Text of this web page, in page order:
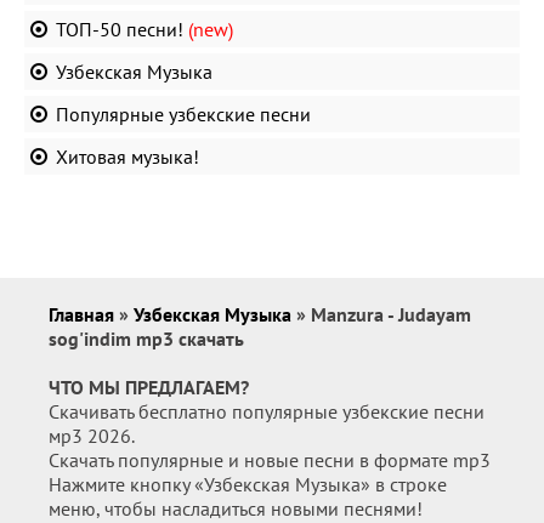
ТОП-50 песни! (new)
Узбекская Музыка
Популярные узбекские песни
Хитовая музыка!
Главная » Узбекская Музыка » Manzura - Judayam
sog'indim mp3 скачать
ЧТО МЫ ПРЕДЛАГАЕМ?
Скачивать бесплатно популярные узбекские песни
мр3 2026.
Скачать популярные и новые песни в формате mp3
Нажмите кнопку «Узбекская Музыка» в строке
меню, чтобы насладиться новыми песнями!